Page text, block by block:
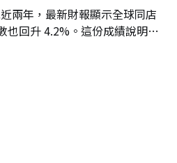
兩年，最新財報顯示全球同店
也回升 4.2%。這份成績說明，